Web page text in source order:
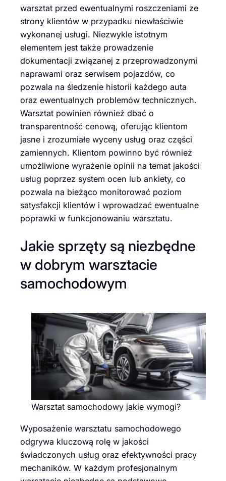
warsztat przed ewentualnymi roszczeniami ze
strony klientów w przypadku niewłaściwie
wykonanej usługi. Niezwykle istotnym
elementem jest także prowadzenie
dokumentacji związanej z przeprowadzonymi
naprawami oraz serwisem pojazdów, co
pozwala na śledzenie historii każdego auta
oraz ewentualnych problemów technicznych.
Warsztat powinien również dbać o
transparentność cenową, oferując klientom
jasne i zrozumiałe wyceny usług oraz części
zamiennych. Klientom powinno być również
umożliwione wyrażenie opinii na temat jakości
usług poprzez system ocen lub ankiety, co
pozwala na bieżąco monitorować poziom
satysfakcji klientów i wprowadzać ewentualne
poprawki w funkcjonowaniu warsztatu.
Jakie sprzęty są niezbędne
w dobrym warsztacie
samochodowym
Warsztat samochodowy jakie wymogi?
Wyposażenie warsztatu samochodowego
odgrywa kluczową rolę w jakości
świadczonych usług oraz efektywności pracy
mechaników. W każdym profesjonalnym